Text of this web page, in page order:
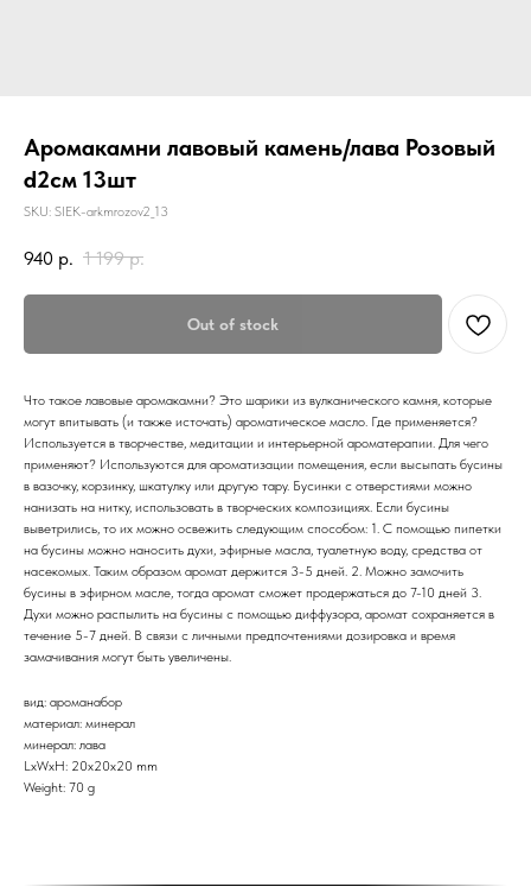
Аромакамни лавовый камень/лава Розовый
d2см 13шт
SKU: SIEK-arkmrozov2_13
940 р. 1 199 р.
Out of stock
Что такое лавовые аромакамни? Это шарики из вулканического камня, которые
могут впитывать (и также источать) ароматическое масло. Где применяется?
Используется в творчестве, медитации и интерьерной ароматерапии. Для чего
применяют? Используются для ароматизации помещения, если высыпать бусины
в вазочку, корзинку, шкатулку или другую тару. Бусинки с отверстиями можно
нанизать на нитку, использовать в творческих композициях. Если бусины
выветрились, то их можно освежить следующим способом: 1. С помощью пипетки
на бусины можно наносить духи, эфирные масла, туалетную воду, средства от
насекомых. Таким образом аромат держится 3-5 дней. 2. Можно замочить
бусины в эфирном масле, тогда аромат сможет продержаться до 7-10 дней 3.
Духи можно распылить на бусины с помощью диффузора, аромат сохраняется в
течение 5-7 дней. В связи с личными предпочтениями дозировка и время
замачивания могут быть увеличены.
вид: ароманабор
материал: минерал
минерал: лава
LxWxH: 20x20x20 mm
Weight: 70 g